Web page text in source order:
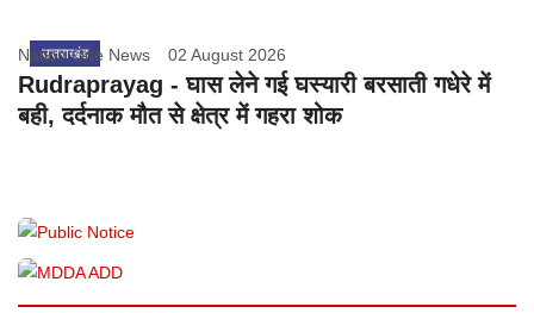
उत्तराखंड
Nation One News 02 August 2026
Rudraprayag - घास लेने गई घस्यारी बरसाती गधेरे में
बही, दर्दनाक मौत से क्षेत्र में गहरा शोक